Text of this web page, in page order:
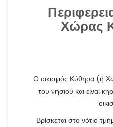
Χώρας
Ο οικισμός Κύθηρα (ή
του νησιού και είναι
Βρίσκεται στο νότιο